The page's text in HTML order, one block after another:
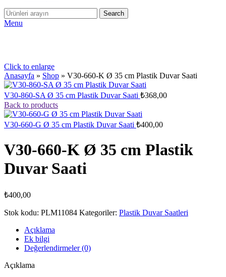
Search
Menu
Click to enlarge
Anasayfa » Shop » V30-660-K Ø 35 cm Plastik Duvar Saati
V30-860-SA Ø 35 cm Plastik Duvar Saati ₺368,00
Back to products
V30-660-G Ø 35 cm Plastik Duvar Saati ₺400,00
V30-660-K Ø 35 cm Plastik
Duvar Saati
₺400,00
Stok kodu: PLM11084 Kategoriler: Plastik Duvar Saatleri
Açıklama
Ek bilgi
Değerlendirmeler (0)
Açıklama